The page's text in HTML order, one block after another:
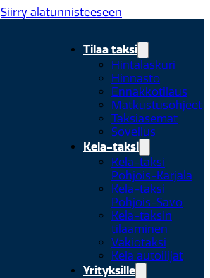
Siirry alatunnisteeseen
Tilaa taksi
Hintalaskuri
Hinnasto
Ennakkotilaus
Matkustusohjeet
Taksiasemat
Sovellus
Kela-taksi
Kela-taksi
Pohjois-Karjala
Kela-taksi
Pohjois-Savo
Kela-taksin
tilaaminen
Vakiotaksi
Kela autoilijat
Yrityksille